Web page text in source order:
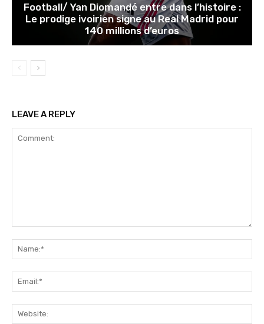
Football/ Yan Diomandé entre dans l’histoire :
Le prodige ivoirien signe au Real Madrid pour
140 millions d’euros
LEAVE A REPLY